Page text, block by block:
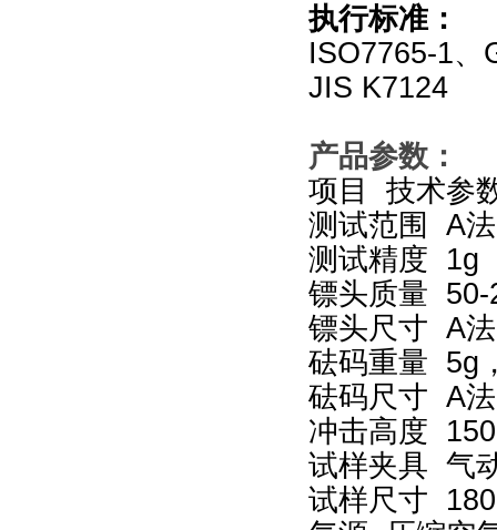
执行标准：
ISO7765-1、
JIS K7124
产品参数：
项目 技术参
测试范围 A
测试精度 1g
镖头质量 50-
镖头尺寸 A
砝码重量 5g
砝码尺寸 A
冲击高度
试样夹具 气
试样尺寸